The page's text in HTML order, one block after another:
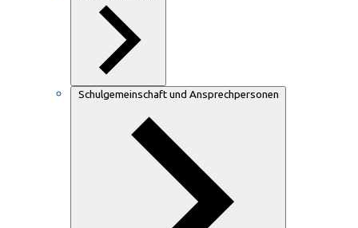
Schulgemeinschaft und Ansprechpersonen